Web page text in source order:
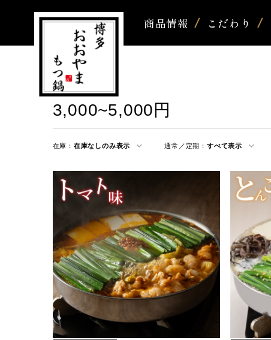
商品情報 こだわり
3,000~5,000円
在庫： 在庫なしのみ表示 通常／定期： すべて表示